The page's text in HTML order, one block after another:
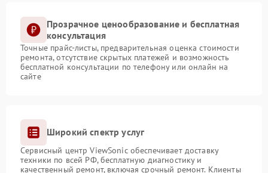
Прозрачное ценообразование и бесплатная
консультация
Точные прайс-листы, предварительная оценка стоимости
ремонта, отсутствие скрытых платежей и возможность
бесплатной консультации по телефону или онлайн на
сайте
Широкий спектр услуг
Сервисный центр ViewSonic обеспечивает доставку
техники по всей РФ, бесплатную диагностику и
качественный ремонт, включая срочный ремонт. Клиенты